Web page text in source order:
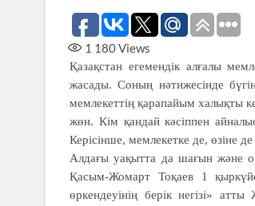
1 180Views
Қазақстан егемендік алғалы
жасады. Соның нәтижесінде
мемлекеттің қарапайым халықты
жөн. Кім қандай кәсіппен
Керісінше, мемлекетке де, өзіне
Алдағы уақытта да шағын және
Қасым-Жомарт Тоқаев 1
өркендеуінің берік негізі»